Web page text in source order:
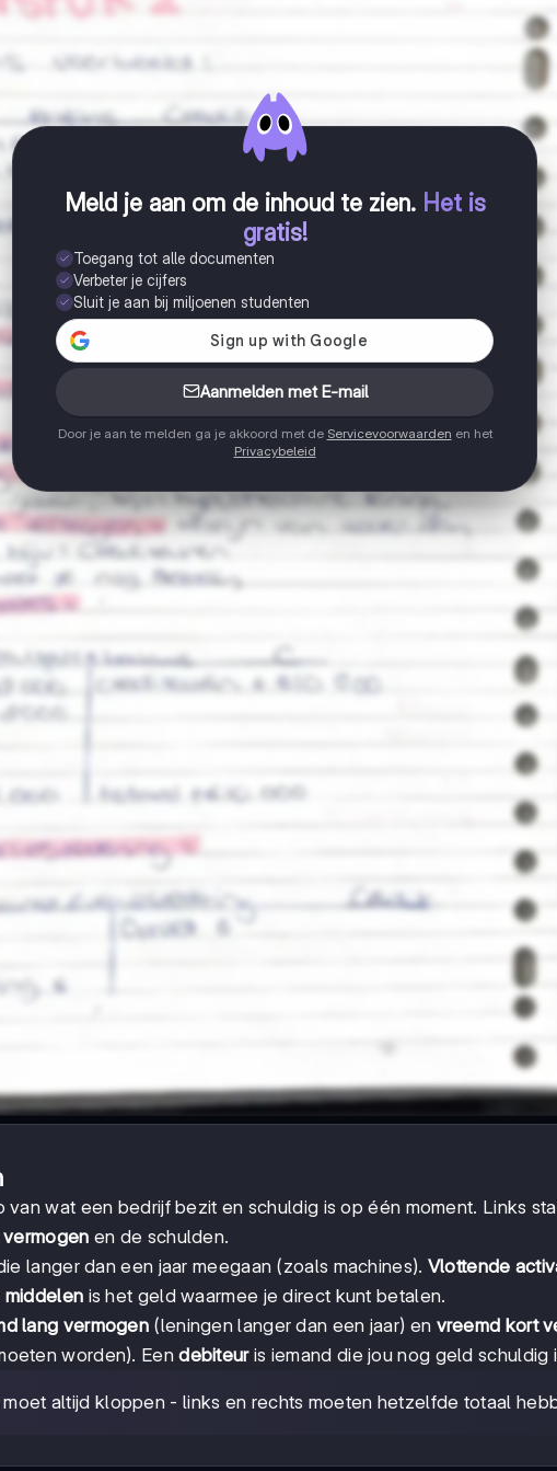
Meld je aan om de inhoud te zien. Het is
gratis!
Toegang tot alle documenten
Verbeter je cijfers
Sluit je aan bij miljoenen studenten
Aanmelden met E-mail
Door je aan te melden ga je akkoord met de Servicevoorwaarden en het
Privacybeleid
van wat een bedrijf bezit en schuldig is op één moment. Links
en de schulden.
langer dan een jaar meegaan (zoals machines). Vlottende
middelen is het geld waarmee je direct kunt betalen.
lang vermogen (leningen langer dan een jaar) en vreemd kort
worden). Eendebiteuris iemand die jou nog geld schuldig
moet altijd kloppen - links en rechts moeten hetzelfde totaal